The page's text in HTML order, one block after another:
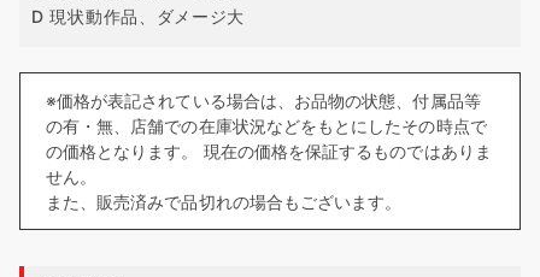
D 現状動作品、ダメージ大
※価格が表記されている場合は、お品物の状態、付属品等
の有・無、店舗での在庫状況などをもとにしたその時点で
の価格となります。 現在の価格を保証するものではありま
せん。
また、販売済みで品切れの場合もございます。